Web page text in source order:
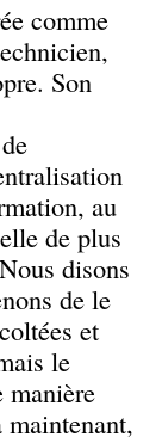
comme
Son
au
de plus
disons
de le
et
le
manière